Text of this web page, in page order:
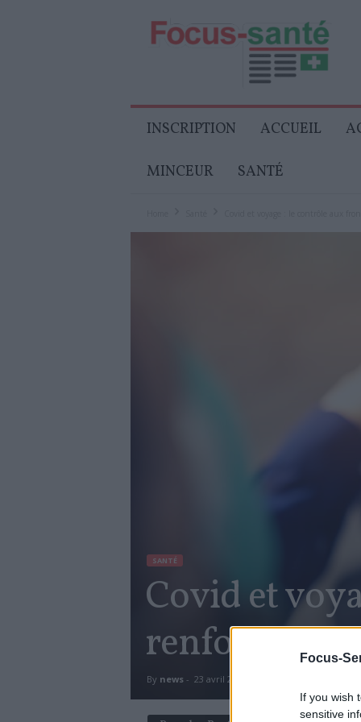
Focus-
If you wish
sensitive
Senior
INSCRIPTION ACCUEIL
MINCEUR SANTÉ
SANTÉ
Covid et
renforcé
By news- 23 avril 2021